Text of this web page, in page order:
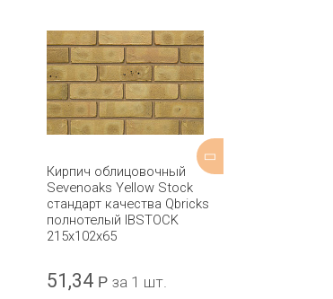
Кирпич облицовочный
Sevenoaks Yellow Stock
стандарт качества Qbricks
полнотелый IBSTOCK
215х102х65
51,34 Р за 1 шт.